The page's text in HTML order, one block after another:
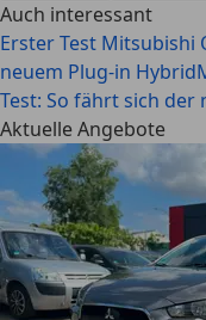
Auch interessant
Erster Test Mitsubishi
neuem Plug-in Hybrid
Test: So fährt sich der
Aktuelle Angebote